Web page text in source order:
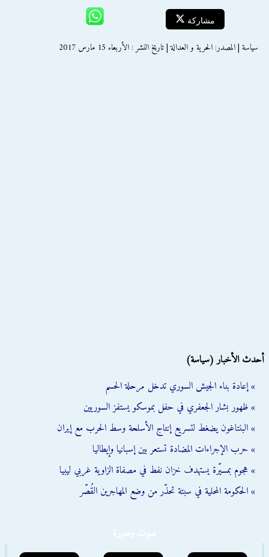
مشاركة
سياسة | المصدر: الحرية و العدالة | تاريخ النشر : الأربعاء 15 مارس 2017
أحدث الأخبار (سياسة)
» إعادة بناء الجيش السوري تدخل مرحلة الحسم
» ظهور بشار الجعفري في حفل بموسكو يستفز السوريين
» البنتاغون يضغط لتسريع إنتاج الأسلحة وسط الحرب مع إيران
» حرب الإجراءات المضادة تستعر بين إسبانيا وإيطاليا
» هجوم بمسيّرة يستهدف خزان نفط في مصفاة الزاوية غربي ليبيا
» الحكومة المحلية في سبتة تحذّر من وضع المهاجرين القُصّر